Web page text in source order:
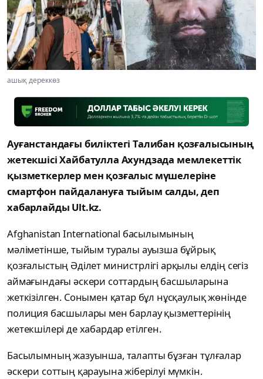
ашық дереккөз
Ауғанстандағы биліктегі Талибан қозғалысының
жетекшісі Хайбатулла Ахундзада мемлекеттік
қызметкерлер мен қозғалыс мүшелеріне
смартфон пайдалануға тыйым салды, деп
хабарлайды Ult.kz.
Afghanistan International басылымының
мәліметінше, тыйым туралы ауызша бұйрық
қозғалыстың Әділет министрлігі арқылы елдің сегіз
аймағындағы әскери соттардың басшыларына
жеткізілген. Сонымен қатар бұл нұсқаулық жөнінде
полиция басшылары мен барлау қызметтерінің
жетекшілері де хабардар етілген.
Басылымның жазуынша, талапты бұзған тұлғалар
әскери соттың қарауына жіберілуі мүмкін.